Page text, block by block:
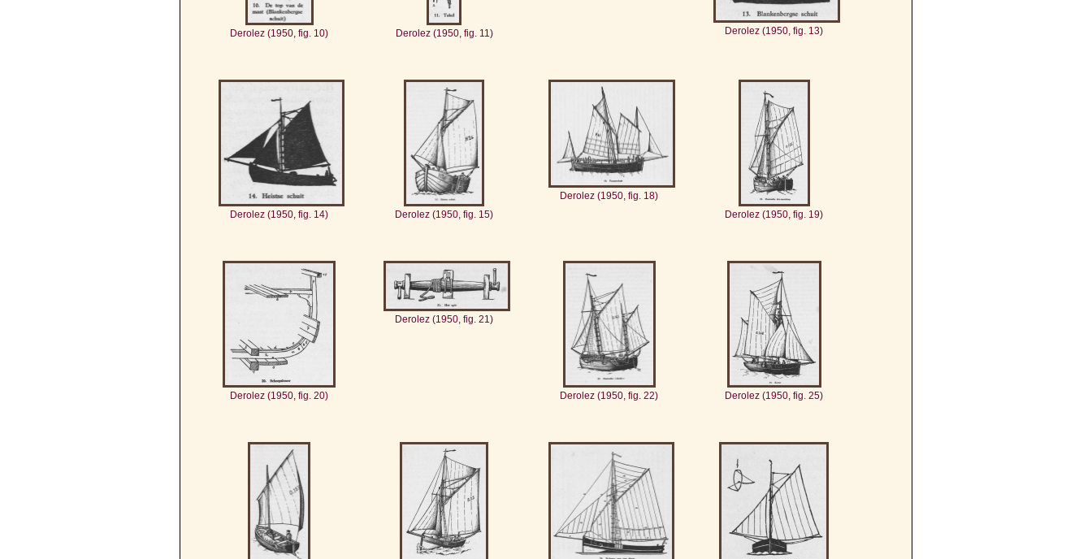
Derolez (1950, fig. 10) Derolez (1950, fig. 11) Derolez (1950, fig. 13)
Derolez (1950, fig. 14) Derolez (1950, fig. 15)
Derolez (1950, fig. 18)
Derolez (1950, fig. 19)
Derolez (1950, fig. 20)
Derolez (1950, fig. 21)
Derolez (1950, fig. 22) Derolez (1950, fig. 25)